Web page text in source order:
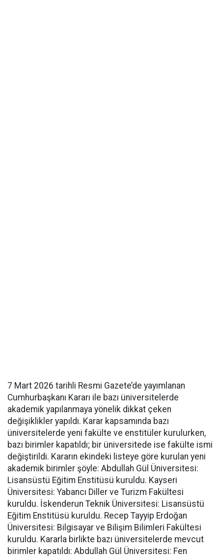
7 Mart 2026 tarihli Resmi Gazete’de yayımlanan
Cumhurbaşkanı Kararı ile bazı üniversitelerde
akademik yapılanmaya yönelik dikkat çeken
değişiklikler yapıldı. Karar kapsamında bazı
üniversitelerde yeni fakülte ve enstitüler kurulurken,
bazı birimler kapatıldı; bir üniversitede ise fakülte ismi
değiştirildi. Kararın ekindeki listeye göre kurulan yeni
akademik birimler şöyle: Abdullah Gül Üniversitesi:
Lisansüstü Eğitim Enstitüsü kuruldu. Kayseri
Üniversitesi: Yabancı Diller ve Turizm Fakültesi
kuruldu. İskenderun Teknik Üniversitesi: Lisansüstü
Eğitim Enstitüsü kuruldu. Recep Tayyip Erdoğan
Üniversitesi: Bilgisayar ve Bilişim Bilimleri Fakültesi
kuruldu. Kararla birlikte bazı üniversitelerde mevcut
birimler kapatıldı: Abdullah Gül Üniversitesi: Fen